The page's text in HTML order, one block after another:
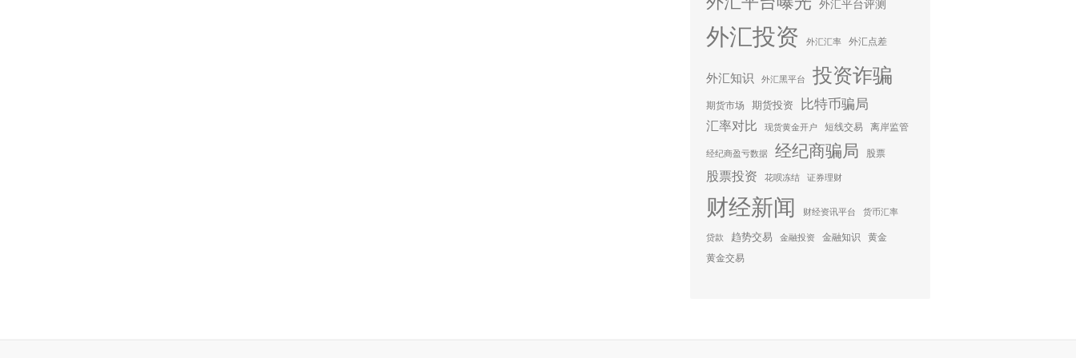
外汇平台评测
外汇投资 外汇汇率 外汇点差
外汇知识 外汇黑平台 投资诈骗
期货市场 期货投资 比特币骗局
汇率对比 现货黄金开户 短线交易 离岸监管
经纪商盈亏数据 经纪商骗局 股票
股票投资 花呗冻结 证券理财
财经新闻 财经资讯平台 货币汇率
贷款 趋势交易 金融投资 金融知识 黄金
黄金交易